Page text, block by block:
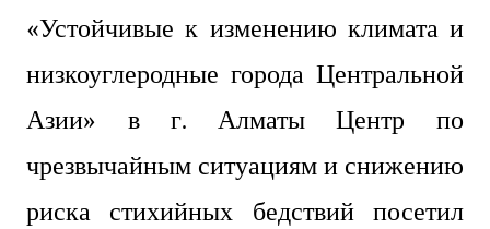
«Устойчивые к изменению климата и
низкоуглеродные города Центральной
Азии» в г. Алматы Центр по
чрезвычайным ситуациям и снижению
риска стихийных бедствий посетил